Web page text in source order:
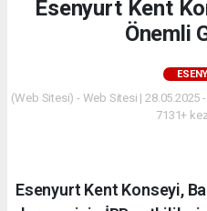
Esenyurt Kent
Önemli
(Web Sitesi) - Web Sitesi | 28.05.2025
7131+
Esenyurt Kent Konseyi,